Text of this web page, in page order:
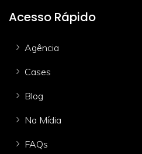
Acesso Rápido
Agência
Cases
Blog
Na Mídia
FAQs